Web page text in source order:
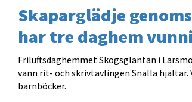
Skaparglädje
har tre daghem
Friluftsdaghemmet Skogsgläntan i
vann rit- och skrivtävlingen Snälla
barnböcker.